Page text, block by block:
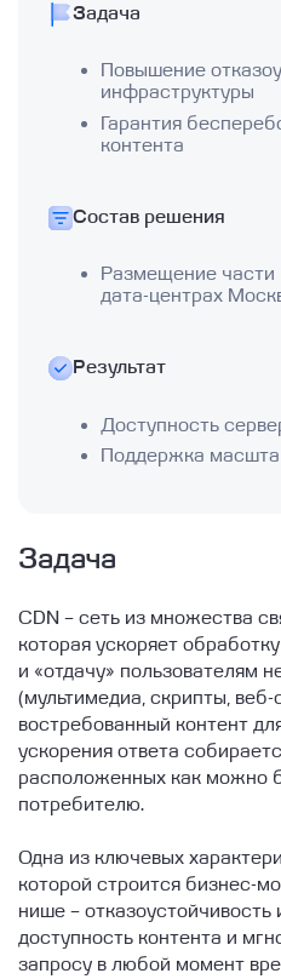
Задача
Повышение
инфраструктуры
Гарантия
контента
Состав решения
Размещение части
дата-центрах
Результат
Доступность
Поддержка
Задача
CDN – сеть из множества
которая ускоряет
и «отдачу» пользователям
(мультимедиа, скрипты,
востребованный контент
ускорения ответа
расположенных как можно
потребителю.
Одна из ключевых
которой строится бизнес-
нише –
доступность контента и
запросу в любой момент